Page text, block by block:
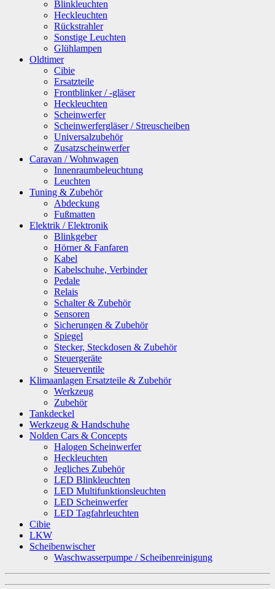
Blinkleuchten
Heckleuchten
Rückstrahler
Sonstige Leuchten
Glühlampen
Oldtimer
Cibie
Ersatzteile
Frontblinker / -gläser
Heckleuchten
Scheinwerfer
Scheinwerfergläser / Streuscheiben
Universalzubehör
Zusatzscheinwerfer
Caravan / Wohnwagen
Innenraumbeleuchtung
Leuchten
Tuning & Zubehör
Abdeckung
Fußmatten
Elektrik / Elektronik
Blinkgeber
Hörner & Fanfaren
Kabel
Kabelschuhe, Verbinder
Pedale
Relais
Schalter & Zubehör
Sensoren
Sicherungen & Zubehör
Spiegel
Stecker, Steckdosen & Zubehör
Steuergeräte
Steuerventile
Klimaanlagen Ersatzteile & Zubehör
Werkzeug
Zubehör
Tankdeckel
Werkzeug & Handschuhe
Nolden Cars & Concepts
Halogen Scheinwerfer
Heckleuchten
Jegliches Zubehör
LED Blinkleuchten
LED Multifunktionsleuchten
LED Scheinwerfer
LED Tagfahrleuchten
Cibie
LKW
Scheibenwischer
Waschwasserpumpe / Scheibenreinigung